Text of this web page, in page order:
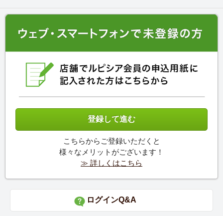
こちらからご登録いただくと
様々なメリットがございます！
≫ 詳しくはこちら